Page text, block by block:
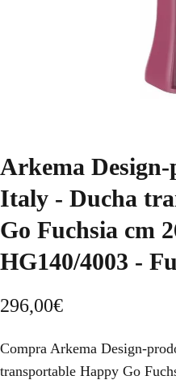
Arkema
Italy - Ducha
Go Fuchsia cm
HG140/4003 -
296,00€
Compra Arkema Design-
transportable Happy Go